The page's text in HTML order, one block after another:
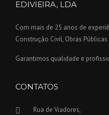
EDIVIEIRA, LDA
Com mais de 25 anos de
Construção Civil, Obras
Garantimos qualidade e
CONTATOS
Rua de Viadores,